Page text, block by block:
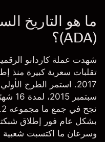
ما هو التاريخ
(ADA)؟
شهدت عملة كاردانو
تقلبات سعرية كبيرة منذ
وسرعان ما اكتسبت